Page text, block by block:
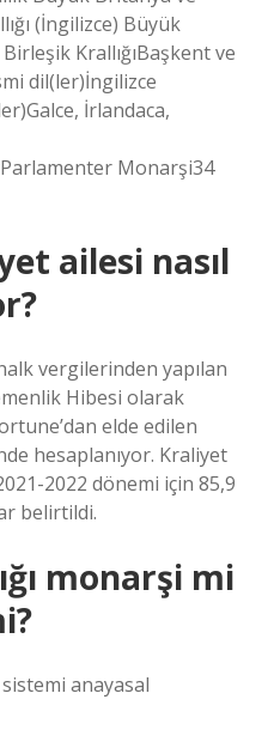
(İngilizce) Büyük
KrallığıBaşkent ve
dil(ler)İngilizce
İrlandaca,
Monarşi34
ailesi nasıl
vergilerinden yapılan
Hibesi olarak
elde edilen
hesaplanıyor. Kraliyet
2022 dönemi için 85,9
belirtildi.
monarşi mi
anayasal